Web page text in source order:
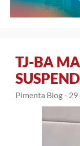
TJ-BA
Pimenta Blog - 29